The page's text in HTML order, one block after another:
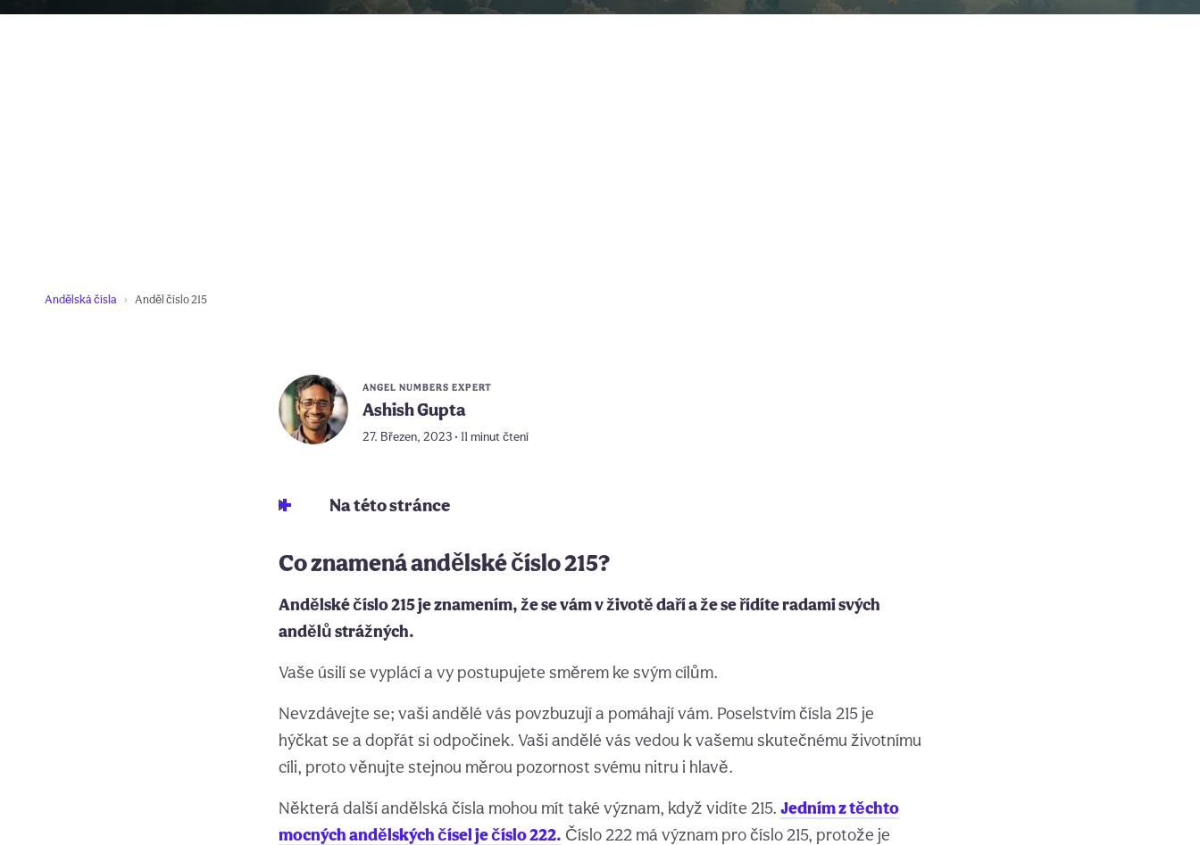
Andělská čísla Anděl číslo 215
ANGEL NUMBERS EXPERT
Ashish Gupta
27. Březen, 2023 • 11 minut čtení
Na této stránce
Co znamená andělské číslo 215?
Andělské číslo 215 je znamením, že se vám v životě daří a že se řídíte radami svých
andělů strážných.
Vaše úsilí se vyplácí a vy postupujete směrem ke svým cílům.
Nevzdávejte se; vaši andělé vás povzbuzují a pomáhají vám. Poselstvím čísla 215 je
hýčkat se a dopřát si odpočinek. Vaši andělé vás vedou k vašemu skutečnému životnímu
cíli, proto věnujte stejnou měrou pozornost svému nitru i hlavě.
Některá další andělská čísla mohou mít také význam, když vidíte 215. Jedním z těchto
mocných andělských čísel je číslo 222. Číslo 222 má význam pro číslo 215, protože je